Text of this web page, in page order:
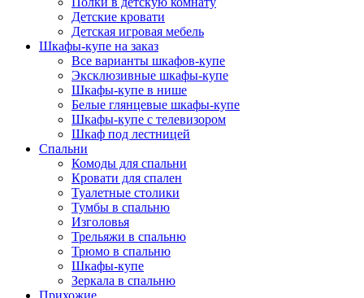
Детские кровати
Детская игровая мебель
Шкафы-купе на заказ
Все варианты шкафов-купе
Эксклюзивные шкафы-купе
Шкафы-купе в нише
Белые глянцевые шкафы-купе
Шкафы-купе с телевизором
Шкаф под лестницей
Спальни
Комоды для спальни
Кровати для спален
Туалетные столики
Тумбы в спальню
Изголовья
Трельяжи в спальню
Трюмо в спальню
Шкафы-купе
Зеркала в спальню
Прихожие